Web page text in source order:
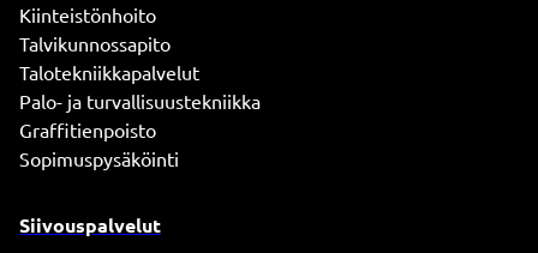
Kiinteistönhoito
Talvikunnossapito
Talotekniikkapalvelut
Palo- ja turvallisuustekniikka
Graffitienpoisto
Sopimuspysäköinti
Siivouspalvelut